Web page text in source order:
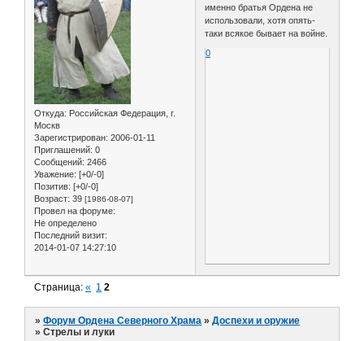
Откуда: Российская Федерация, г.
Москв
Зарегистрирован: 2006-01-11
Приглашений: 0
Сообщений: 2466
Уважение: [+0/-0]
Позитив: [+0/-0]
Возраст: 39 [1986-08-07]
Провел на форуме:
Не определено
Последний визит:
2014-01-07 14:27:10
именно братья Ордена не
использовали, хотя опять-
таки всякое бывает на войне.
0
Страница:« 1 2
»Форум Ордена Северного Храма »Доспехи и оружие
»Стрелы и луки